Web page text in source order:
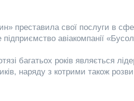
преставила свої послуги в
підприємство авіакомпанії
багатьох років являється
наряду з котрими також